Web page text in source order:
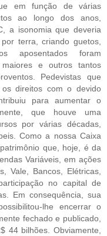
em função de várias
ao longo dos anos,
a isonomia que deveria
terra, criando guetos,
aposentados foram
e outros tantos
Pedevistas que
direitos com o devido
para aumentar o
que houve uma
por várias décadas,
Como a nossa Caixa
que, hoje, é da
Variáveis, em ações
Vale, Bancos, Elétricas,
no capital de
Em consequência, sua
lhe encerrar o
fechado e publicado,
44 bilhões. Obviamente,